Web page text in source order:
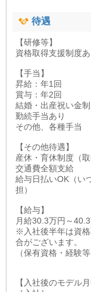
待遇
【研修等】
資格取得支援制度あ
【手当】
昇給：年1回
賞与：年2回
結婚・出産祝い金制
勤続手当あり
その他、各種手当
【その他待遇】
産休・育休制度（取
交通費全額支給
給与日払いOK（い
担）
【給与】
月給30.3万円～
※入社後半年は資
合がございます。
（保有資格・経験
【入社後のモデル